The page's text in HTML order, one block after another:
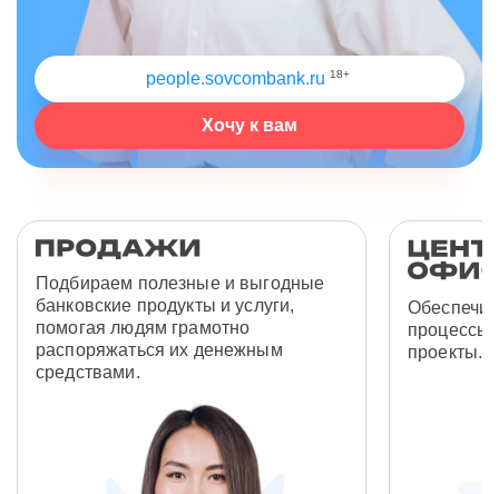
people.sovcombank.ru 18+
Хочу к вам
Подбираем полезные и выгодные
банковские продукты и услуги,
помогая людям грамотно
распоряжаться их денежным
средствами.
процессы
проекты.